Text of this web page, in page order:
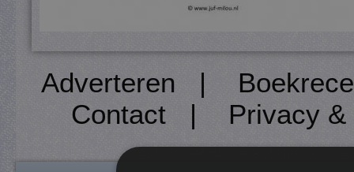
Adverteren |
Contact| Privacy